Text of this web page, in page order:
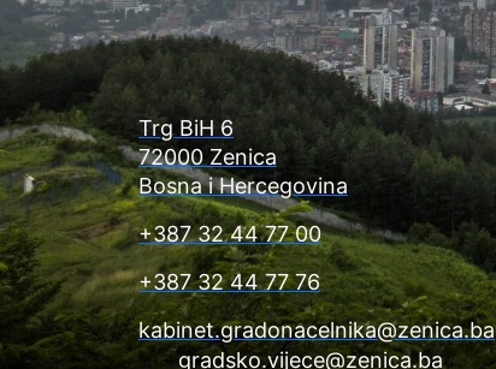
Trg BiH 6
72000 Zenica
Bosna i Hercegovina
+387 32 44 77 00
+387 32 44 77 76
kabinet.gradonacelnika@zenica.ba
gradsko.vijece@zenica.ba